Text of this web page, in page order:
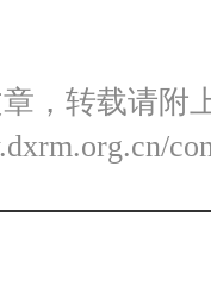
，转载请附